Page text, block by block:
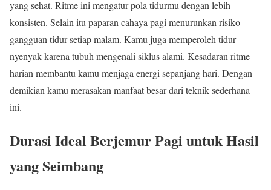
yang sehat. Ritme ini mengatur pola tidurmu dengan lebih
konsisten. Selain itu paparan cahaya pagi menurunkan risiko
gangguan tidur setiap malam. Kamu juga memperoleh tidur
nyenyak karena tubuh mengenali siklus alami. Kesadaran ritme
harian membantu kamu menjaga energi sepanjang hari. Dengan
demikian kamu merasakan manfaat besar dari teknik sederhana
ini.
Durasi Ideal Berjemur Pagi untuk Hasil
yang Seimbang